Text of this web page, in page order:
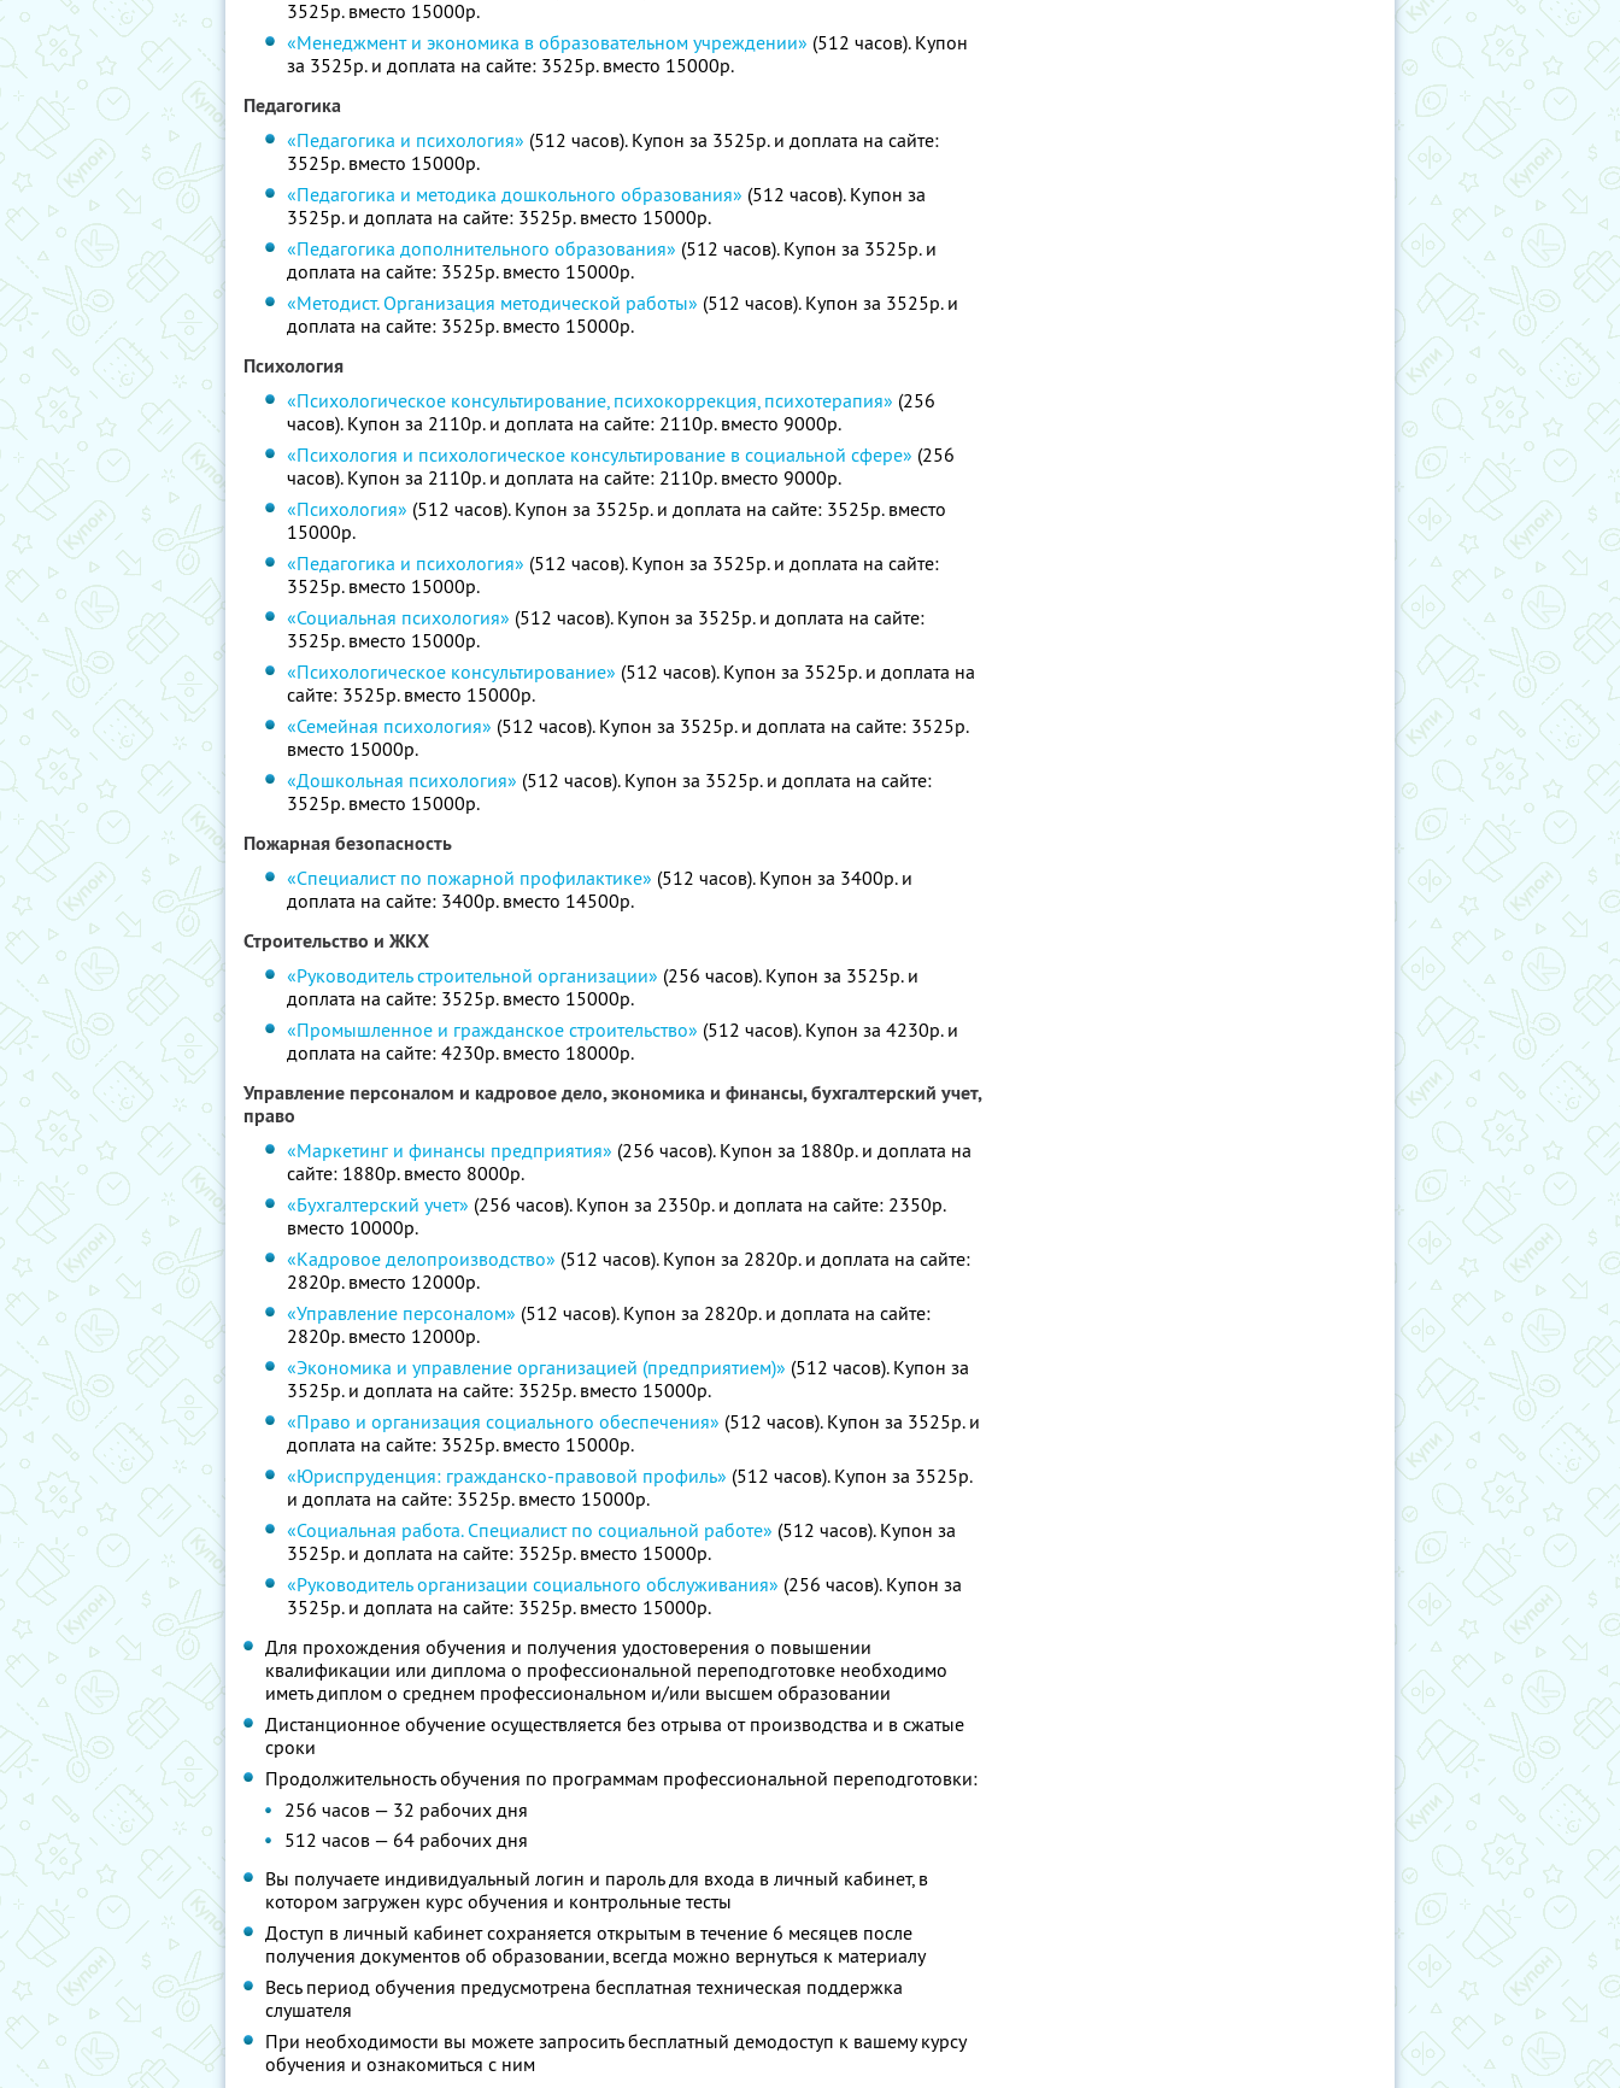
3525р. вместо 15000р.
«Менеджмент и экономика в образовательном учреждении» (512 часов). Купон
за 3525р. и доплата на сайте: 3525р. вместо 15000р.
Педагогика
«Педагогика и психология» (512 часов). Купон за 3525р. и доплата на сайте:
3525р. вместо 15000р.
«Педагогика и методика дошкольного образования» (512 часов). Купон за
3525р. и доплата на сайте: 3525р. вместо 15000р.
«Педагогика дополнительного образования» (512 часов). Купон за 3525р. и
доплата на сайте: 3525р. вместо 15000р.
«Методист. Организация методической работы» (512 часов). Купон за 3525р. и
доплата на сайте: 3525р. вместо 15000р.
Психология
«Психологическое консультирование, психокоррекция, психотерапия» (256
часов). Купон за 2110р. и доплата на сайте: 2110р. вместо 9000р.
«Психология и психологическое консультирование в социальной сфере» (256
часов). Купон за 2110р. и доплата на сайте: 2110р. вместо 9000р.
«Психология» (512 часов). Купон за 3525р. и доплата на сайте: 3525р. вместо
15000р.
«Педагогика и психология» (512 часов). Купон за 3525р. и доплата на сайте:
3525р. вместо 15000р.
«Социальная психология» (512 часов). Купон за 3525р. и доплата на сайте:
3525р. вместо 15000р.
«Психологическое консультирование» (512 часов). Купон за 3525р. и доплата на
сайте: 3525р. вместо 15000р.
«Семейная психология» (512 часов). Купон за 3525р. и доплата на сайте: 3525р.
вместо 15000р.
«Дошкольная психология» (512 часов). Купон за 3525р. и доплата на сайте:
3525р. вместо 15000р.
Пожарная безопасность
«Специалист по пожарной профилактике» (512 часов). Купон за 3400р. и
доплата на сайте: 3400р. вместо 14500р.
Строительство и ЖКХ
«Руководитель строительной организации» (256 часов). Купон за 3525р. и
доплата на сайте: 3525р. вместо 15000р.
«Промышленное и гражданское строительство» (512 часов). Купон за 4230р. и
доплата на сайте: 4230р. вместо 18000р.
Управление персоналом и кадровое дело, экономика и финансы, бухгалтерский учет,
право
«Маркетинг и финансы предприятия» (256 часов). Купон за 1880р. и доплата на
сайте: 1880р. вместо 8000р.
«Бухгалтерский учет» (256 часов). Купон за 2350р. и доплата на сайте: 2350р.
вместо 10000р.
«Кадровое делопроизводство» (512 часов). Купон за 2820р. и доплата на сайте:
2820р. вместо 12000р.
«Управление персоналом» (512 часов). Купон за 2820р. и доплата на сайте:
2820р. вместо 12000р.
«Экономика и управление организацией (предприятием)» (512 часов). Купон за
3525р. и доплата на сайте: 3525р. вместо 15000р.
«Право и организация социального обеспечения» (512 часов). Купон за 3525р. и
доплата на сайте: 3525р. вместо 15000р.
«Юриспруденция: гражданско-правовой профиль» (512 часов). Купон за 3525р.
и доплата на сайте: 3525р. вместо 15000р.
«Социальная работа. Специалист по социальной работе» (512 часов). Купон за
3525р. и доплата на сайте: 3525р. вместо 15000р.
«Руководитель организации социального обслуживания» (256 часов). Купон за
3525р. и доплата на сайте: 3525р. вместо 15000р.
Для прохождения обучения и получения удостоверения о повышении
квалификации или диплома о профессиональной переподготовке необходимо
иметь диплом о среднем профессиональном и/или высшем образовании
Дистанционное обучение осуществляется без отрыва от производства и в сжатые
сроки
Продолжительность обучения по программам профессиональной переподготовки:
256 часов — 32 рабочих дня
512 часов — 64 рабочих дня
Вы получаете индивидуальный логин и пароль для входа в личный кабинет, в
котором загружен курс обучения и контрольные тесты
Доступ в личный кабинет сохраняется открытым в течение 6 месяцев после
получения документов об образовании, всегда можно вернуться к материалу
Весь период обучения предусмотрена бесплатная техническая поддержка
слушателя
При необходимости вы можете запросить бесплатный демодоступ к вашему курсу
обучения и ознакомиться с ним